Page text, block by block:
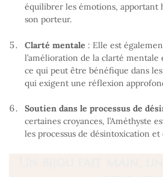
équilibrer les émotions, apportant
son porteur.
Clarté mentale : Elle est
l’amélioration de la clarté mentale
ce qui peut être bénéfique dans
qui exigent une réflexion
Soutien dans le processus de
certaines croyances, l’Améthyste
les processus de désintoxication et